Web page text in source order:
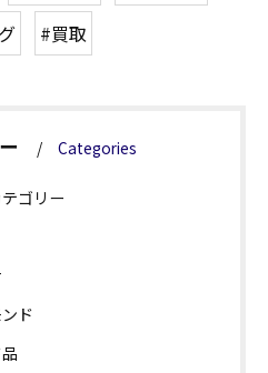
#買取
Categories
ゴリー
ド